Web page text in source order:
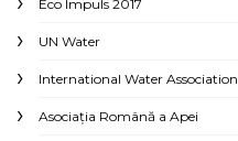
Eco Impuls 2017
UN Water
International Water Association
Asociaţia Română a Apei